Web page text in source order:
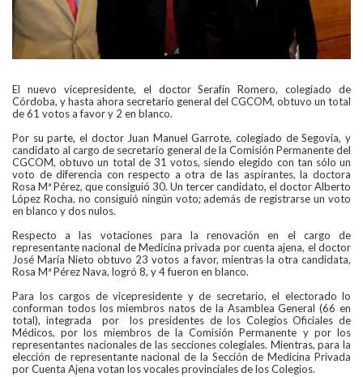
El nuevo vicepresidente, el doctor Serafín Romero, colegiado de
Córdoba, y hasta ahora secretario general del CGCOM, obtuvo un total
de 61 votos a favor y 2 en blanco.
Por su parte, el doctor Juan Manuel Garrote, colegiado de Segovia, y
candidato al cargo de secretario general de la Comisión Permanente del
CGCOM, obtuvo un total de 31 votos, siendo elegido con tan sólo un
voto de diferencia con respecto a otra de las aspirantes, la doctora
Rosa Mª Pérez, que consiguió 30. Un tercer candidato, el doctor Alberto
López Rocha, no consiguió ningún voto; además de registrarse un voto
en blanco y dos nulos.
Respecto a las votaciones para la renovación en el cargo de
representante nacional de Medicina privada por cuenta ajena, el doctor
José María Nieto obtuvo 23 votos a favor, mientras la otra candidata,
Rosa Mª Pérez Nava, logró 8, y 4 fueron en blanco.
Para los cargos de vicepresidente y de secretario, el electorado lo
conforman todos los miembros natos de la Asamblea General (66 en
total), integrada por los presidentes de los Colegios Oficiales de
Médicos, por los miembros de la Comisión Permanente y por los
representantes nacionales de las secciones colegiales. Mientras, para la
elección de representante nacional de la Sección de Medicina Privada
por Cuenta Ajena votan los vocales provinciales de los Colegios.